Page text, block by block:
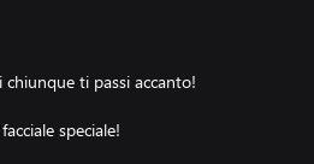
ti passi accanto!
speciale!